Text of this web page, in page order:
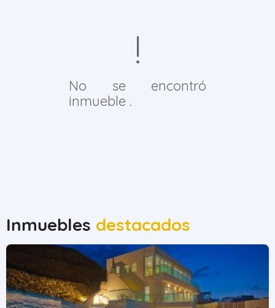
No se encontró
inmueble .
Inmuebles destacados